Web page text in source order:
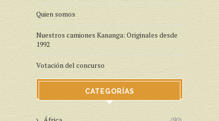
Quien somos
Nuestros camiones Kananga: Originales desde
1992
Votación del concurso
CATEGORÍAS